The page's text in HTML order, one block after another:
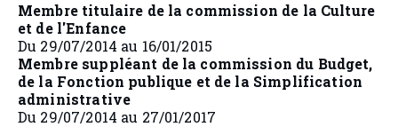
Membre titulaire de la commission de la Culture
et de l'Enfance
Du 29/07/2014 au 16/01/2015
Membre suppléant de la commission du Budget,
de la Fonction publique et de la Simplification
administrative
Du 29/07/2014 au 27/01/2017